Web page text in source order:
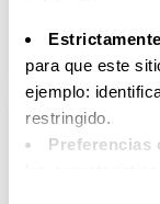
para que este
ejemplo:
restringido.
Preferencias